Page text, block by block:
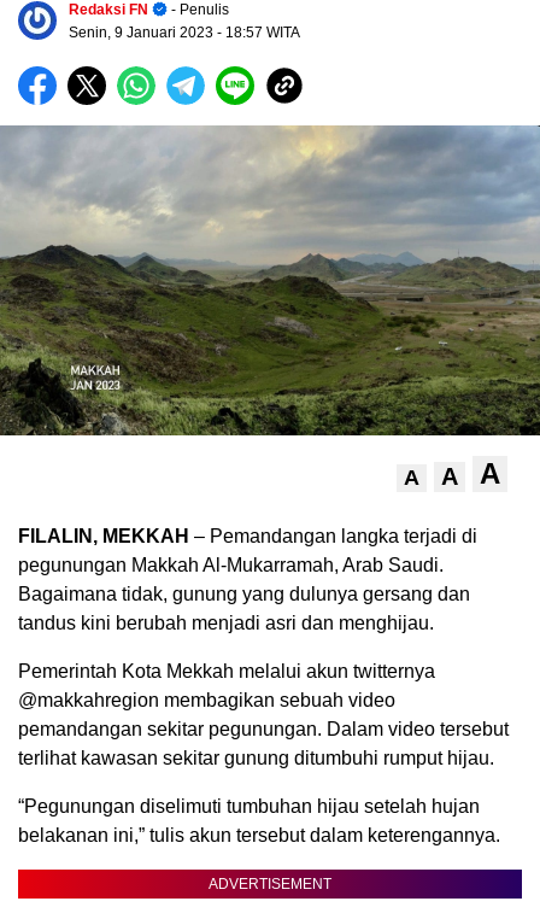
Redaksi FN
- Penulis
Senin, 9 Januari 2023 - 18:57 WITA
A A A
FILALIN, MEKKAH – Pemandangan langka terjadi di
pegunungan Makkah Al-Mukarramah, Arab Saudi.
Bagaimana tidak, gunung yang dulunya gersang dan
tandus kini berubah menjadi asri dan menghijau.
Pemerintah Kota Mekkah melalui akun twitternya
@makkahregion membagikan sebuah video
pemandangan sekitar pegunungan. Dalam video tersebut
terlihat kawasan sekitar gunung ditumbuhi rumput hijau.
“Pegunungan diselimuti tumbuhan hijau setelah hujan
belakanan ini,” tulis akun tersebut dalam keterengannya.
ADVERTISEMENT